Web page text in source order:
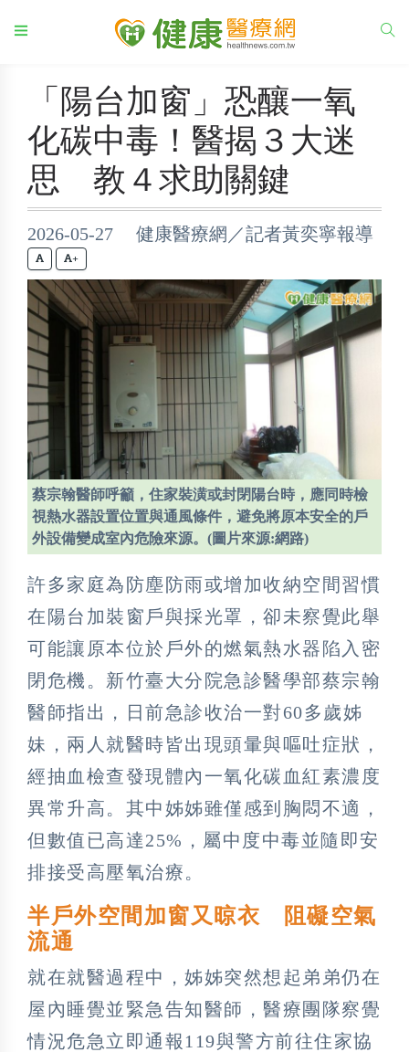
「陽台加窗」恐釀一氧
化碳中毒！醫揭３大迷
思 教４求助關鍵
2026-05-27 健康醫療網／記者黃奕寧報導
+
蔡宗翰醫師呼籲，住家裝潢或封閉陽台時，應同時檢
視熱水器設置位置與通風條件，避免將原本安全的戶
外設備變成室內危險來源。(圖片來源:網路)
許多家庭為防塵防雨或增加收納空間習慣
在陽台加裝窗戶與採光罩，卻未察覺此舉
可能讓原本位於戶外的燃氣熱水器陷入密
閉危機。新竹臺大分院急診醫學部蔡宗翰
醫師指出，日前急診收治一對60多歲姊
妹，兩人就醫時皆出現頭暈與嘔吐症狀，
經抽血檢查發現體內一氧化碳血紅素濃度
異常升高。其中姊姊雖僅感到胸悶不適，
但數值已高達25%，屬中度中毒並隨即安
排接受高壓氧治療。
半戶外空間加窗又晾衣 阻礙空氣
流通
就在就醫過程中，姊姊突然想起弟弟仍在
屋內睡覺並緊急告知醫師，醫療團隊察覺
情況危急立即通報119與警方前往住家協